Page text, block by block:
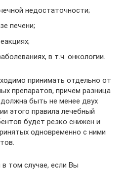
недостаточности;
печени;
в т.ч. онкологии.
принимать отдельно от
препаратов, причём разница
быть не менее двух
этого правила лечебный
будет резко снижен и
одновременно с ними
том случае, если Вы